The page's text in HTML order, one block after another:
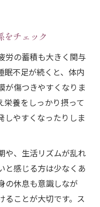
をチェック
労の蓄積も大きく関与
眠不足が続くと、体内
が傷つきやすくなりま
栄養をしっかり摂って
しやすくなったりしま
や、生活リズムが乱れ
と感じる方は少なくあ
の休息も意識しなが
ることが大切です。ス